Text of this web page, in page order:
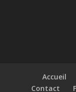
Accueil
Contact